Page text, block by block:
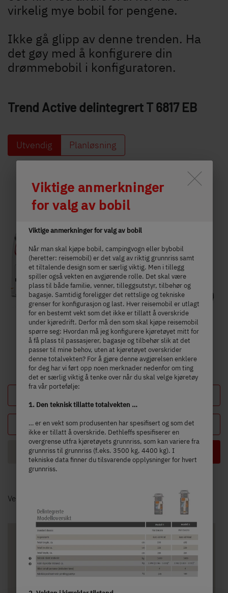
virkelig mye bobil for pengene.
Ikke gå glipp av denne trenden. Ha
det gøy med å konfigurere din
drømmebobil i konfiguratoren.
Trend Active delintegrert T 6817 EB
Utvendig Planløsning
Din konfigurasjon
Planløsning
Velg en modell
Durch Scrolling wird der
Viktige anmerkninger
for valg av bobil
Viktige anmerkninger for valg av bobil
Når man skal kjøpe bobil, campingvogn eller bybobil
(heretter: reisemobil) er det valg av riktig grunnriss samt
et tiltalende design som er særlig viktig. Men i tillegg
spiller også vekten en avgjørende rolle. Det skal være
plass til både familie, venner, tilleggsutstyr, tilbehør og
bagasje. Samtidig foreligger det rettslige og tekniske
grenser for konfigurasjon og last. Hver reisemobil er utlagt
for en bestemt vekt som det ikke er tillatt å overskride
under kjøredrift. Derfor må den som skal kjøpe reisemobil
spørre seg: Hvordan må jeg konfigurere kjøretøyet mitt for
å få plass til passasjerer, bagasje og tilbehør slik at det
passer til mine behov, uten at kjøretøyet overskrider
denne totalvekten? For å gjøre denne avgjørelsen enklere
for deg har vi ført opp noen merknader nedenfor om ting
det er særlig viktig å tenke over når du skal velge kjøretøy
fra vår portefølje:
1. Den teknisk tillatte totalvekten …
… er en vekt som produsenten har spesifisert og som det
ikke er tillatt å overskride. Dethleffs spesifiserer en
overgrense utfra kjøretøyets grunnriss, som kan variere fra
grunnriss til grunnriss (f.eks. 3500 kg, 4400 kg). I
tekniske data finner du tilsvarende opplysninger for hvert
grunnriss.